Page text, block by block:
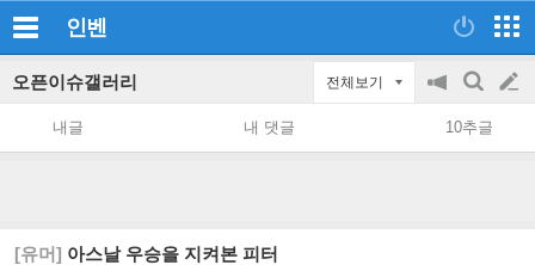
인벤
오픈이슈갤러리 전체보기
공
지
on/off
검
색
글
쓰
내글 내 댓글 10추글
[유머] 아스날 우승을 지켜본 피터